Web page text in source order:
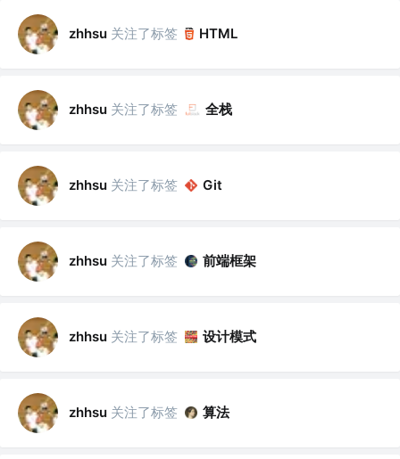
zhhsu 关注了标签 HTML
zhhsu 关注了标签 全栈
zhhsu 关注了标签 Git
zhhsu 关注了标签 前端框架
zhhsu 关注了标签 设计模式
zhhsu 关注了标签 算法